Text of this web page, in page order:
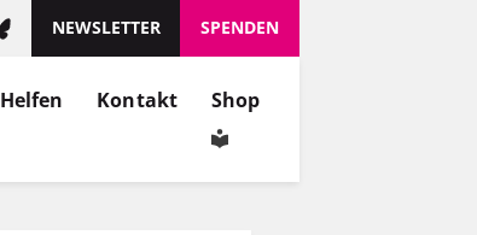
NEWSLETTER SPENDEN
Helfen Kontakt Shop